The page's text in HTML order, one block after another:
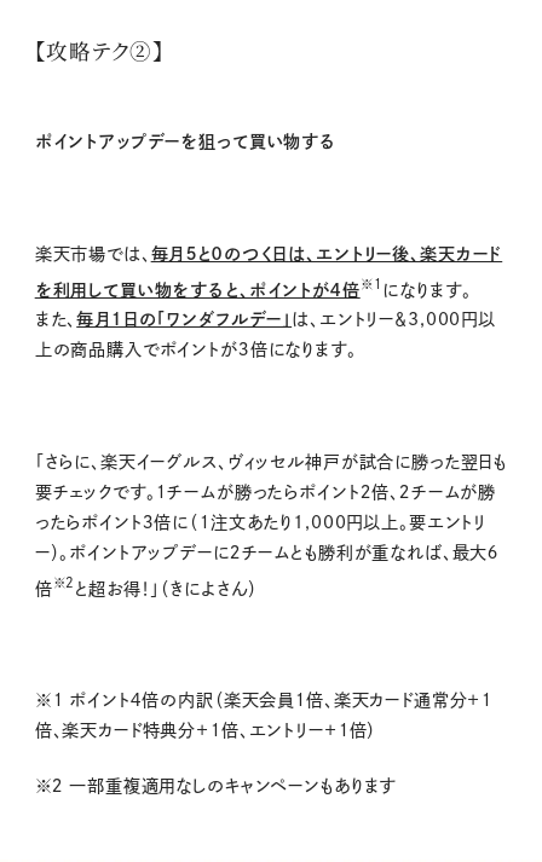
【攻略テク②】
ポイントアップデーを狙って買い物する
楽天市場では、 毎月５と０のつく日は、エントリー後、楽天カード
を利用して買い物をすると、ポイントが４倍 ※１ になります。
また、毎月１日の「ワンダフルデー」 は、エントリー＆ 3,000 円以
上の商品購入でポイントが３倍になります。
「さらに、楽天イーグルス、ヴィッセル神戸が試合に勝った翌日も
要チェックです。１チームが勝ったらポイント２倍、２チームが勝
ったらポイント３倍に（１注文あたり 1,000 円以上。要エントリ
ー）。ポイントアップデーに２チームとも勝利が重なれば、最大６
倍 ※２ と超お得！」（きによさん）
※１ ポイント４倍の内訳（楽天会員１倍、楽天カード通常分＋１
倍、楽天カード特典分＋１倍、エントリー＋１倍）
※２ 一部重複適用なしのキャンペーンもあります